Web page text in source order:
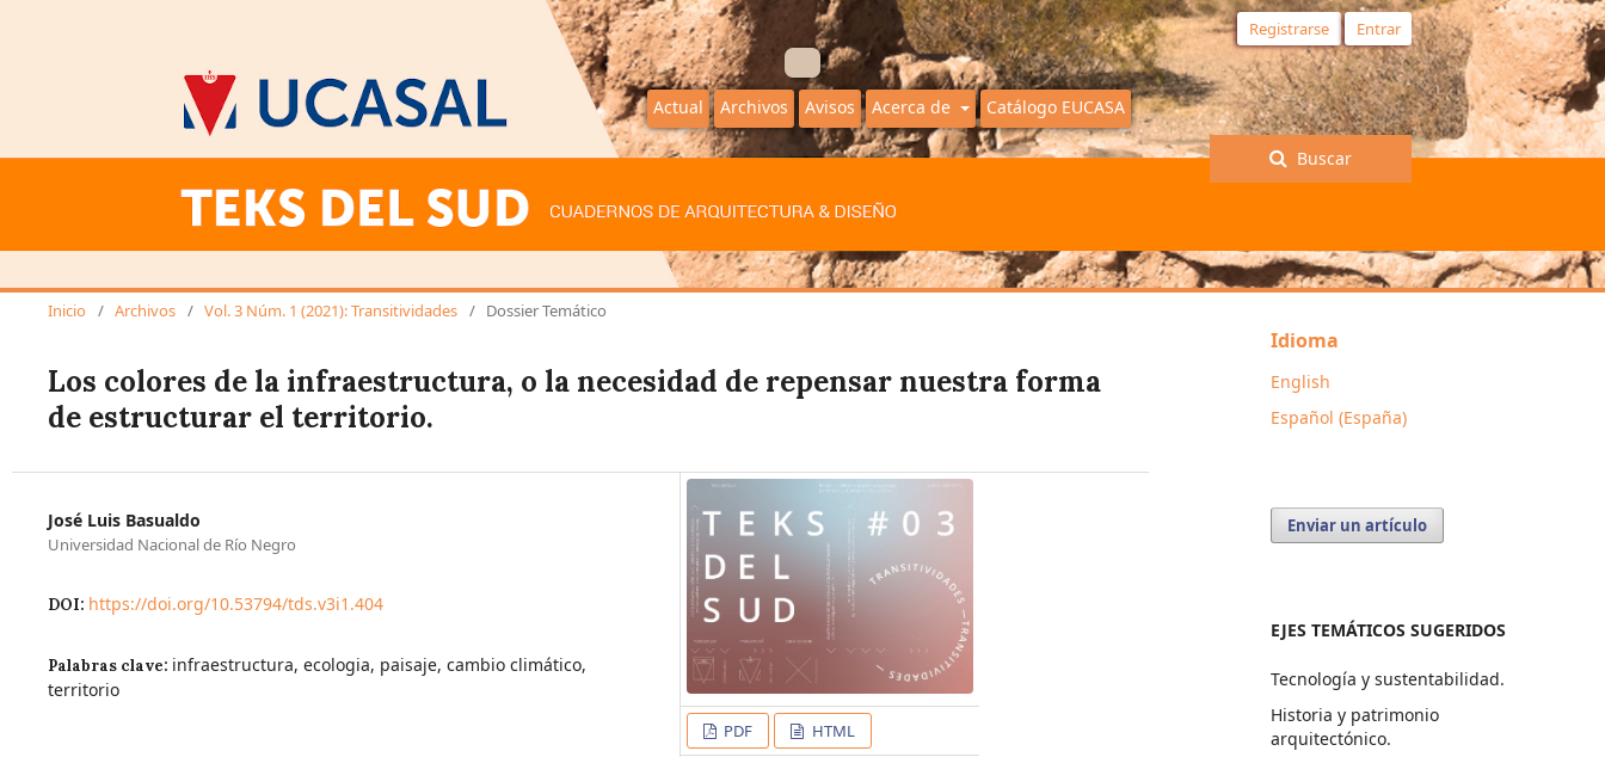
Actual Archivos Avisos Acerca de Catálogo EUCASA
Buscar
Registrarse Entrar
Inicio / Archivos / Vol. 3 Núm. 1 (2021): Transitividades / Dossier Temático
Los colores de la infraestructura, o la necesidad de repensar nuestra forma
de estructurar el territorio.
José Luis Basualdo
Universidad Nacional de Río Negro
DOI: https://doi.org/10.53794/tds.v3i1.404
Palabras clave: infraestructura, ecologia, paisaje, cambio climático,
territorio
PDF HTML
Idioma
English
Español (España)
Enviar un artículo
EJES TEMÁTICOS SUGERIDOS
Tecnología y sustentabilidad.
Historia y patrimonio
arquitectónico.